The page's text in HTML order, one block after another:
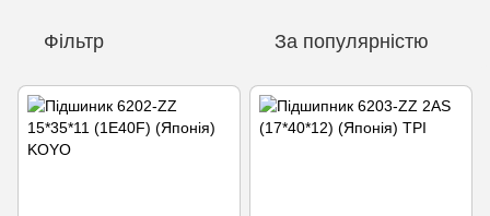
Фільтр За популярністю